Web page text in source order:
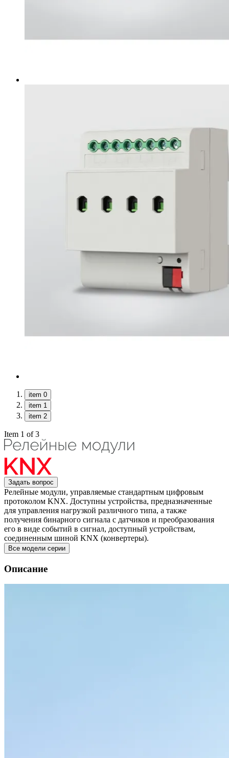
item 0
item 1
item 2
Item 1 of 3
Задать вопрос
Релейные модули, управляемые стандартным цифровым
протоколом KNX. Доступны устройства, предназначенные
для управления нагрузкой различного типа, а также
получения бинарного сигнала с датчиков и преобразования
его в виде событий в сигнал, доступный устройствам,
соединенным шиной KNX (конвертеры).
Все модели серии
Описание